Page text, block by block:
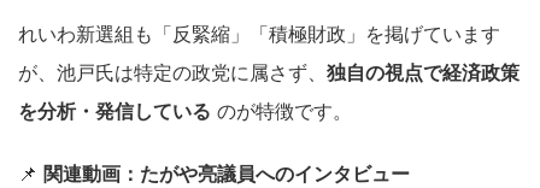
れいわ新選組も「反緊縮」「積極財政」を掲げています
が、池戸氏は特定の政党に属さず、 独自の視点で経済政策
を分析・発信している のが特徴です。
📌 関連動画：たがや亮議員へのインタビュー